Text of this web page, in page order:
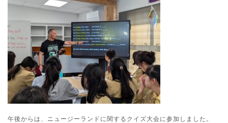
午後からは、ニュージーランドに関するクイズ大会に参加しました。